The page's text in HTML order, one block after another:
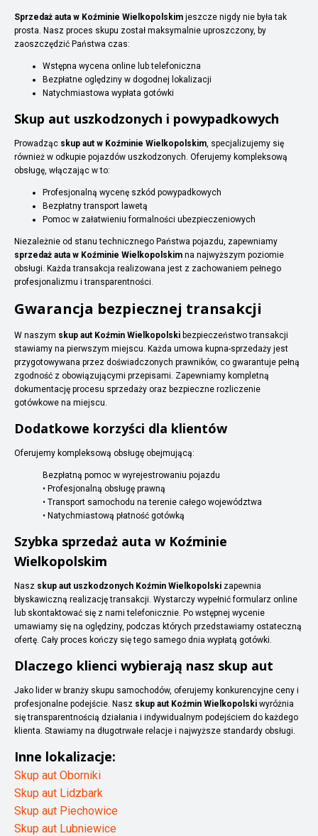
Sprzedaż auta w Koźminie Wielkopolskim jeszcze nigdy nie była tak
prosta. Nasz proces skupu został maksymalnie uproszczony, by
zaoszczędzić Państwa czas:
Wstępna wycena online lub telefoniczna
Bezpłatne oględziny w dogodnej lokalizacji
Natychmiastowa wypłata gotówki
Skup aut uszkodzonych i powypadkowych
Prowadząc skup aut w Koźminie Wielkopolskim, specjalizujemy się
również w odkupie pojazdów uszkodzonych. Oferujemy kompleksową
obsługę, włączając w to:
Profesjonalną wycenę szkód powypadkowych
Bezpłatny transport lawetą
Pomoc w załatwieniu formalności ubezpieczeniowych
Niezależnie od stanu technicznego Państwa pojazdu, zapewniamy
sprzedaż auta w Koźminie Wielkopolskim na najwyższym poziomie
obsługi. Każda transakcja realizowana jest z zachowaniem pełnego
profesjonalizmu i transparentności.
Gwarancja bezpiecznej transakcji
W naszym skup aut Koźmin Wielkopolski bezpieczeństwo transakcji
stawiamy na pierwszym miejscu. Każda umowa kupna-sprzedaży jest
przygotowywana przez doświadczonych prawników, co gwarantuje pełną
zgodność z obowiązującymi przepisami. Zapewniamy kompletną
dokumentację procesu sprzedaży oraz bezpieczne rozliczenie
gotówkowe na miejscu.
Dodatkowe korzyści dla klientów
Oferujemy kompleksową obsługę obejmującą:
Bezpłatną pomoc w wyrejestrowaniu pojazdu
• Profesjonalną obsługę prawną
• Transport samochodu na terenie całego województwa
• Natychmiastową płatność gotówką
Szybka sprzedaż auta w Koźminie
Wielkopolskim
Nasz skup aut uszkodzonych Koźmin Wielkopolski zapewnia
błyskawiczną realizację transakcji. Wystarczy wypełnić formularz online
lub skontaktować się z nami telefonicznie. Po wstępnej wycenie
umawiamy się na oględziny, podczas których przedstawiamy ostateczną
ofertę. Cały proces kończy się tego samego dnia wypłatą gotówki.
Dlaczego klienci wybierają nasz skup aut
Jako lider w branży skupu samochodów, oferujemy konkurencyjne ceny i
profesjonalne podejście. Nasz skup aut Koźmin Wielkopolski wyróżnia
się transparentnością działania i indywidualnym podejściem do każdego
klienta. Stawiamy na długotrwałe relacje i najwyższe standardy obsługi.
Inne lokalizacje:
Skup aut Oborniki
Skup aut Lidzbark
Skup aut Piechowice
Skup aut Lubniewice